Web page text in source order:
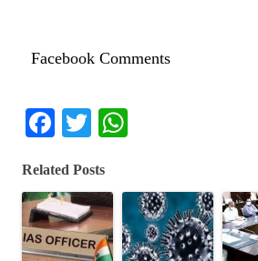
Facebook Comments
Fa
bo
ok
T
tte
r
A
pp
Related Posts